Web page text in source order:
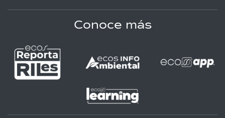
Conoce más